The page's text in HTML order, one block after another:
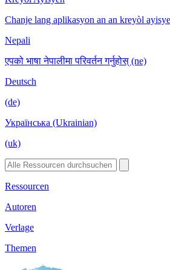
Chanje lang aplikasyon an an kreyòl
Nepali
एपको भाषा नेपालीमा परिवर्तन गर्नुहोस् (ne)
Deutsch
(de)
Українська (Ukrainian)
(uk)
Ressourcen
Autoren
Verlage
Themen